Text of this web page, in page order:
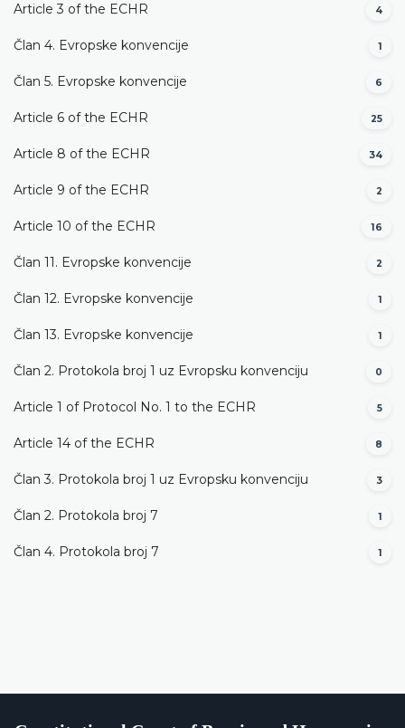
Article 3 of the ECHR 4
Član 4. Evropske konvencije 1
Član 5. Evropske konvencije 6
Article 6 of the ECHR 25
Article 8 of the ECHR 34
Article 9 of the ECHR 2
Article 10 of the ECHR 16
Član 11. Evropske konvencije 2
Član 12. Evropske konvencije 1
Član 13. Evropske konvencije 1
Član 2. Protokola broj 1 uz Evropsku konvenciju 0
Article 1 of Protocol No. 1 to the ECHR 5
Article 14 of the ECHR 8
Član 3. Protokola broj 1 uz Evropsku konvenciju 3
Član 2. Protokola broj 7 1
Član 4. Protokola broj 7 1